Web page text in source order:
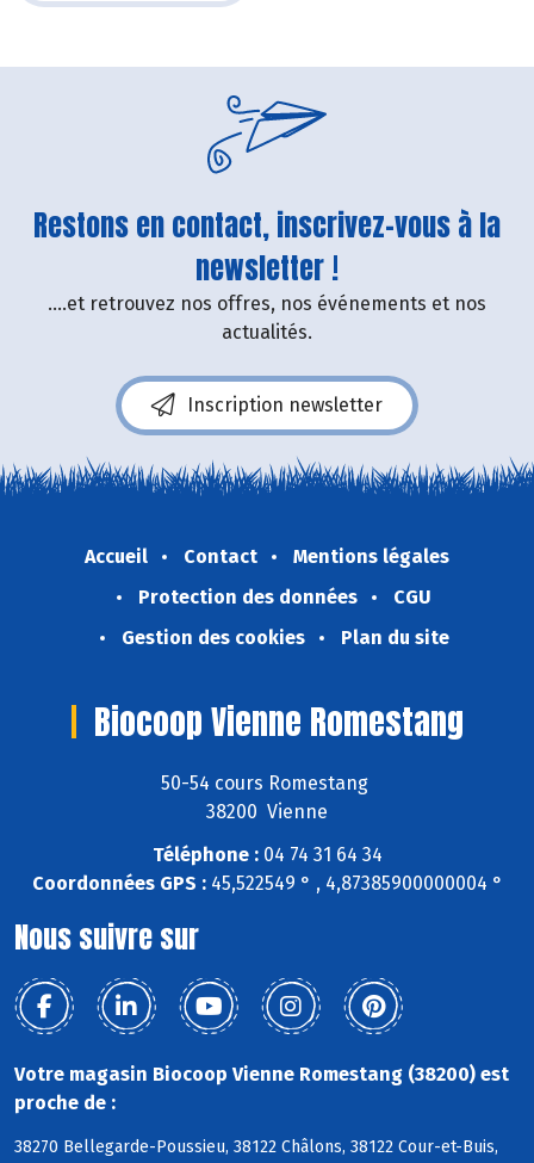
Restons en contact, inscrivez-vous à la
newsletter !
....et retrouvez nos offres, nos événements et nos
actualités.
Inscription newsletter
Accueil Contact
Mentions légales
Protection des données
CGU
Gestion des cookies
Plan du site
Biocoop Vienne Romestang
50-54 cours Romestang
38200 Vienne
Téléphone :04 74 31 64 34
Coordonnées GPS :45,522549 ° , 4,87385900000004 °
Nous suivre sur
Votre magasin Biocoop Vienne Romestang (38200) est
proche de :
38270 Bellegarde-Poussieu, 38122 Châlons, 38122 Cour-et-Buis,